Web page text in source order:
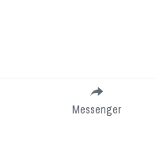
Messenger